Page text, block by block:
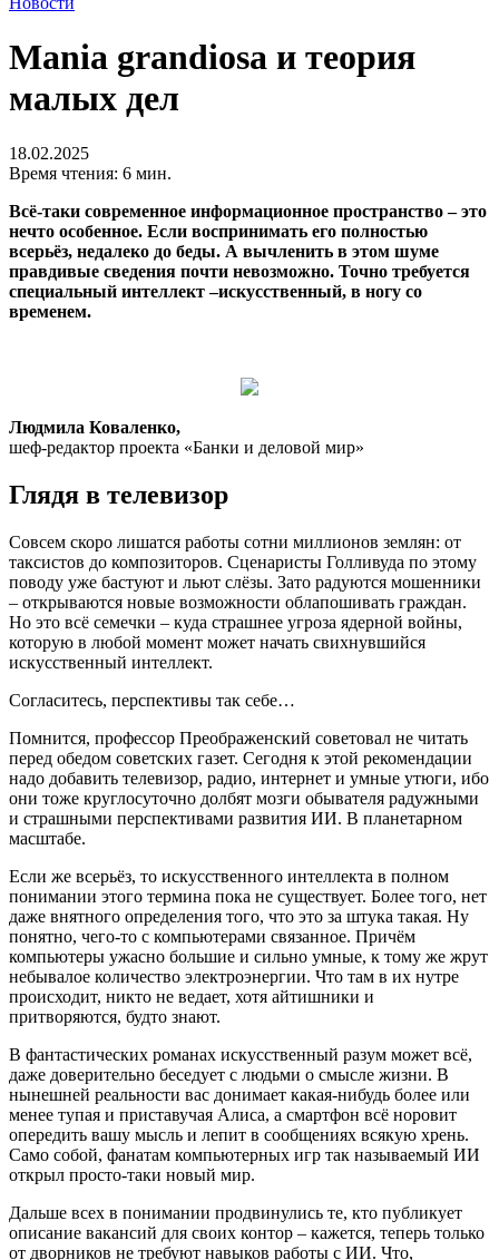
Mania grandiosа и теория
малых дел
18.02.2025
Время чтения: 6 мин.
Всё-таки современное информационное пространство – это
нечто особенное. Если воспринимать его полностью
всерьёз, недалеко до беды. А вычленить в этом шуме
правдивые сведения почти невозможно. Точно требуется
специальный интеллект –искусственный, в ногу со
временем.
Людмила Коваленко,
шеф-редактор проекта «Банки и деловой мир»​
Глядя в телевизор
Совсем скоро лишатся работы сотни миллионов землян: от
таксистов до композиторов. Сценаристы Голливуда по этому
поводу уже бастуют и льют слёзы. Зато радуются мошенники
– открываются новые возможности облапошивать граждан.
Но это всё семечки – куда страшнее угроза ядерной войны,
которую в любой момент может начать свихнувшийся
искусственный интеллект.
Согласитесь, перспективы так себе…
Помнится, профессор Преображенский советовал не читать
перед обедом советских газет. Сегодня к этой рекомендации
надо добавить телевизор, радио, интернет и умные утюги, ибо
они тоже круглосуточно долбят мозги обывателя радужными
и страшными перспективами развития ИИ. В планетарном
масштабе.
Если же всерьёз, то искусственного интеллекта в полном
понимании этого термина пока не существует. Более того, нет
даже внятного определения того, что это за штука такая. Ну
понятно, чего-то с компьютерами связанное. Причём
компьютеры ужасно большие и сильно умные, к тому же жрут
небывалое количество электроэнергии. Что там в их нутре
происходит, никто не ведает, хотя айтишники и
притворяются, будто знают.
В фантастических романах искусственный разум может всё,
даже доверительно беседует с людьми о смысле жизни. В
нынешней реальности вас донимает какая-нибудь более или
менее тупая и приставучая Алиса, а смартфон всё норовит
опередить вашу мысль и лепит в сообщениях всякую хрень.
Само собой, фанатам компьютерных игр так называемый ИИ
открыл просто-таки новый мир.
Дальше всех в понимании продвинулись те, кто публикует
описание вакансий для своих контор – кажется, теперь только
от дворников не требуют навыков работы с ИИ. Что,